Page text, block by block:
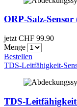
ORP-Salz-
jetzt CHF 99.90
Menge
Bestellen
TDS-Leitfähigkeit-
TDS-